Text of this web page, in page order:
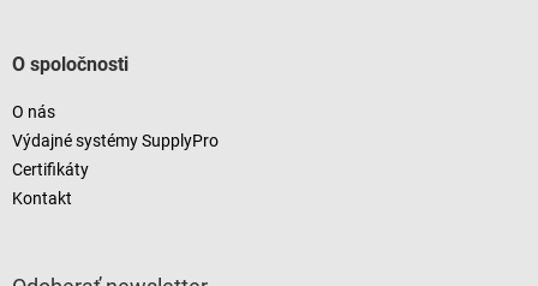
O spoločnosti
O nás
Výdajné systémy SupplyPro
Certifikáty
Kontakt